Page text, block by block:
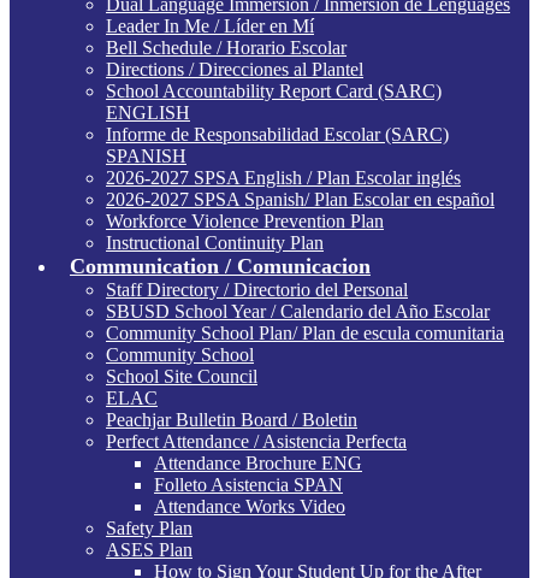
Dual Language Immersion / Inmersión de Lenguages
Leader In Me / Líder en Mí
Bell Schedule / Horario Escolar
Directions / Direcciones al Plantel
School Accountability Report Card (SARC)
ENGLISH
Informe de Responsabilidad Escolar (SARC)
SPANISH
2026-2027 SPSA English / Plan Escolar inglés
2026-2027 SPSA Spanish/ Plan Escolar en español
Workforce Violence Prevention Plan
Instructional Continuity Plan
Communication / Comunicacion
Staff Directory / Directorio del Personal
SBUSD School Year / Calendario del Año Escolar
Community School Plan/ Plan de escula comunitaria
Community School
School Site Council
ELAC
Peachjar Bulletin Board / Boletin
Perfect Attendance / Asistencia Perfecta
Attendance Brochure ENG
Folleto Asistencia SPAN
Attendance Works Video
Safety Plan
ASES Plan
How to Sign Your Student Up for the After